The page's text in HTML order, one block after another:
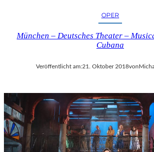
D
B
E
R
N
OPER
München – Deutsches Theater –
Cubana
Veröffentlicht am:21. Oktober 2018von